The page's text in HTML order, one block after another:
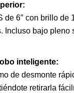
de 6″ con brillo de
Incluso bajo pleno
inteligente:
de desmonte
retirarla